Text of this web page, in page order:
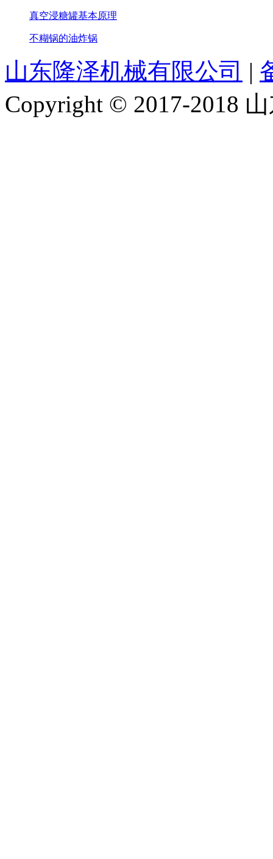
真空浸糖罐基本原理
不糊锅的油炸锅
山东隆泽机械有限公司 |
Copyright © 2017-2018